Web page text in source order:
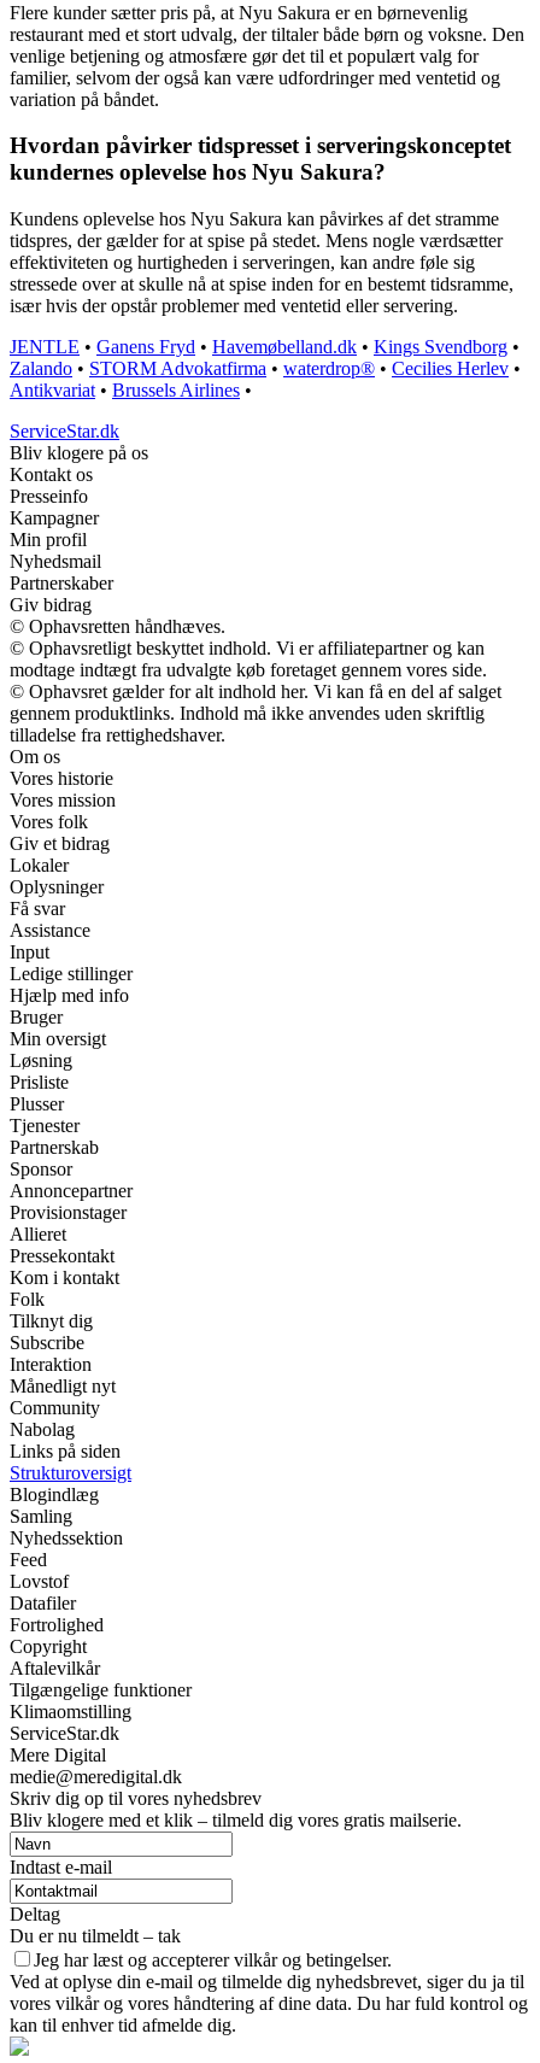
Flere kunder sætter pris på, at Nyu Sakura er en børnevenlig
restaurant med et stort udvalg, der tiltaler både børn og voksne. Den
venlige betjening og atmosfære gør det til et populært valg for
familier, selvom der også kan være udfordringer med ventetid og
variation på båndet.
Hvordan påvirker tidspresset i serveringskonceptet
kundernes oplevelse hos Nyu Sakura?
Kundens oplevelse hos Nyu Sakura kan påvirkes af det stramme
tidspres, der gælder for at spise på stedet. Mens nogle værdsætter
effektiviteten og hurtigheden i serveringen, kan andre føle sig
stressede over at skulle nå at spise inden for en bestemt tidsramme,
især hvis der opstår problemer med ventetid eller servering.
JENTLE • Ganens Fryd • Havemøbelland.dk • Kings Svendborg •
Zalando • STORM Advokatfirma • waterdrop® • Cecilies Herlev •
Antikvariat • Brussels Airlines •
ServiceStar.dk
Bliv klogere på os
Kontakt os
Presseinfo
Kampagner
Min profil
Nyhedsmail
Partnerskaber
Giv bidrag
© Ophavsretten håndhæves.
© Ophavsretligt beskyttet indhold. Vi er affiliatepartner og kan
modtage indtægt fra udvalgte køb foretaget gennem vores side.
© Ophavsret gælder for alt indhold her. Vi kan få en del af salget
gennem produktlinks. Indhold må ikke anvendes uden skriftlig
tilladelse fra rettighedshaver.
Om os
Vores historie
Vores mission
Vores folk
Giv et bidrag
Lokaler
Oplysninger
Få svar
Assistance
Input
Ledige stillinger
Hjælp med info
Bruger
Min oversigt
Løsning
Prisliste
Plusser
Tjenester
Partnerskab
Sponsor
Annoncepartner
Provisionstager
Allieret
Pressekontakt
Kom i kontakt
Folk
Tilknyt dig
Subscribe
Interaktion
Månedligt nyt
Community
Nabolag
Links på siden
Strukturoversigt
Blogindlæg
Samling
Nyhedssektion
Feed
Lovstof
Datafiler
Fortrolighed
Copyright
Aftalevilkår
Tilgængelige funktioner
Klimaomstilling
ServiceStar.dk
Mere Digital
medie@meredigital.dk
Skriv dig op til vores nyhedsbrev
Bliv klogere med et klik – tilmeld dig vores gratis mailserie.
Indtast e-mail
Deltag
Du er nu tilmeldt – tak
Jeg har læst og accepterer vilkår og betingelser.
Ved at oplyse din e-mail og tilmelde dig nyhedsbrevet, siger du ja til
vores vilkår og vores håndtering af dine data. Du har fuld kontrol og
kan til enhver tid afmelde dig.